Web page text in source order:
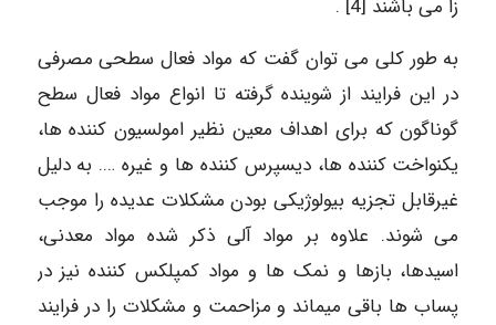
زا می باشند [4] .
به طور کلی می توان گفت که مواد فعال سطحی مصرفی
در این فرایند از شوینده گرفته تا انواع مواد فعال سطح
گوناگون که برای اهداف معین نظیر امولسیون کننده ها،
یکنواخت کننده ها، دیسپرس کننده ها و غیره …. به دلیل
غیرقابل تجزیه بیولوژیکی بودن مشکلات عدیده را موجب
می شوند. علاوه بر مواد آلی ذکر شده مواد معدنی،
اسیدها، بازها و نمک ها و مواد کمپلکس کننده نیز در
پساب ها باقی میماند و مزاحمت و مشکلات را در فرایند